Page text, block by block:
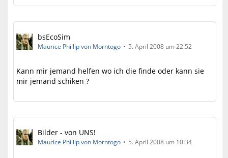
bsEcoSim
Maurice Phillip von Morntogo 5. April 2008 um 22:52
Kann mir jemand helfen wo ich die finde oder kann sie
mir jemand schiken ?
Bilder - von UNS!
Maurice Phillip von Morntogo 5. April 2008 um 10:34